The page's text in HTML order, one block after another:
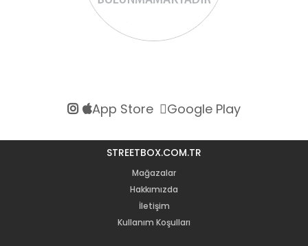
App Store Google Play
STREETBOX.COM.TR
Mağazalar
Hakkımızda
İletişim
Kullanım Koşulları